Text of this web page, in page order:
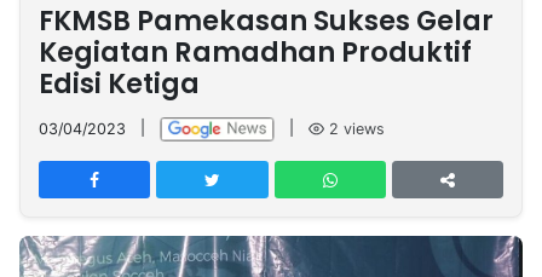
Nasional
International
Olahraga
Entertainment
Daerah
Pariwisata
Kuliner
Kolom
Network
PT
TREETAN
INDONESIA
FKMSB Pamekasan Sukses Gelar
Kegiatan Ramadhan Produktif
Edisi Ketiga
03/04/2023 2 views